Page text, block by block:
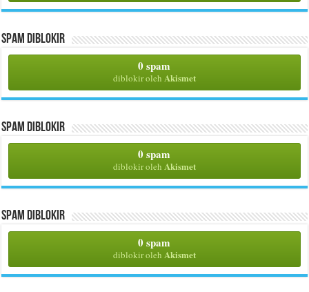
Spam Diblokir
0 spam
diblokir oleh Akismet
Spam Diblokir
0 spam
diblokir oleh Akismet
Spam Diblokir
0 spam
diblokir oleh Akismet